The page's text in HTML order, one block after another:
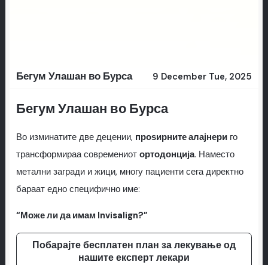
Бегум Улашан во Бурса 9 December Tue, 2025
Бегум Улашан во Бурса
Во изминатите две децении, проѕирните алајнериго
трансформираа современиот ортодонција. Наместо
метални загради и жици, многу пациенти сега директно
бараат едно специфично име:
“Може ли да имам Invisalign?”
Побарајте бесплатен план за лекување од
нашите експерт лекари